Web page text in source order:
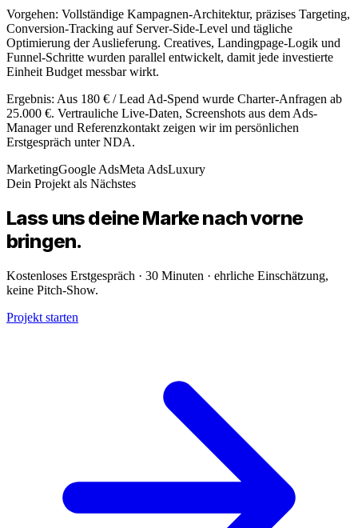
Vorgehen: Vollständige Kampagnen-Architektur, präzises Targeting,
Conversion-Tracking auf Server-Side-Level und tägliche
Optimierung der Auslieferung. Creatives, Landingpage-Logik und
Funnel-Schritte wurden parallel entwickelt, damit jede investierte
Einheit Budget messbar wirkt.
Ergebnis: Aus 180 € / Lead Ad-Spend wurde Charter-Anfragen ab
25.000 €. Vertrauliche Live-Daten, Screenshots aus dem Ads-
Manager und Referenzkontakt zeigen wir im persönlichen
Erstgespräch unter NDA.
MarketingGoogle AdsMeta AdsLuxury
Dein Projekt als Nächstes
Lass uns deineMarkenach vorne
bringen.
Kostenloses Erstgespräch · 30 Minuten · ehrliche Einschätzung,
keine Pitch-Show.
Projekt starten